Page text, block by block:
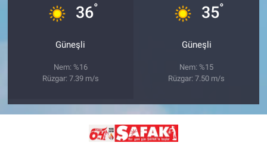
36°
Güneşli
Nem: %16
Rüzgar: 7.39 m/s
35°
Güneşli
Nem: %15
Rüzgar: 7.50 m/s